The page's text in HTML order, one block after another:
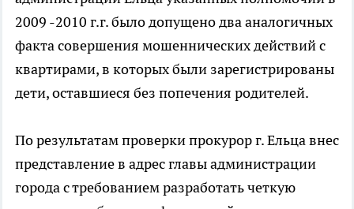
2009 -2010 г.г. было допущено два аналогичных
факта совершения мошеннических действий с
квартирами, в которых были зарегистрированы
дети, оставшиеся без попечения родителей.
По результатам проверки прокурор г. Ельца внес
представление в адрес главы администрации
города с требованием разработать четкую